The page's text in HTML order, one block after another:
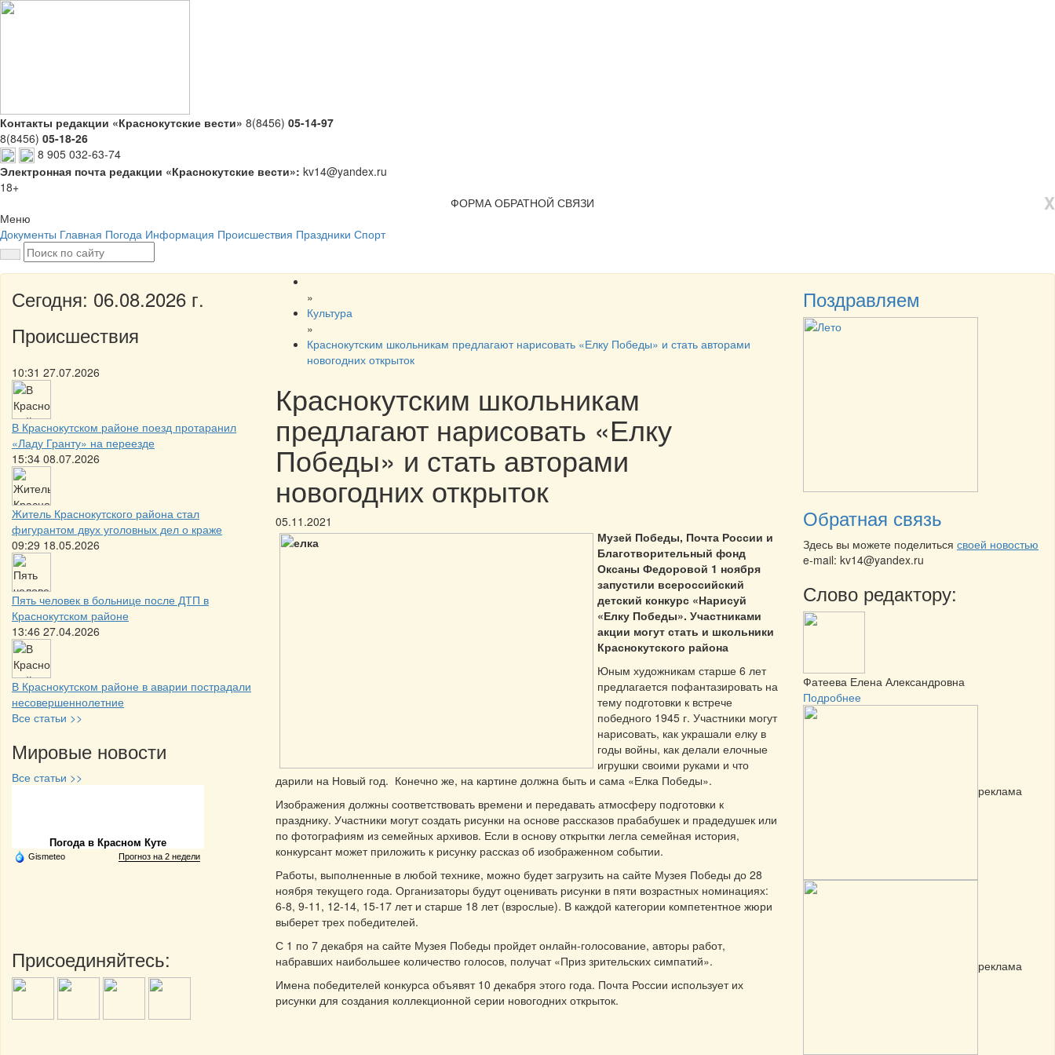
Контакты редакции «Краснокутские вести» 8(8456) 05-14-97
8(8456) 05-18-26
8 905 032-63-74
Электронная почта редакции «Краснокутские вести»: kv14@yandex.ru
18+
X
ФОРМА ОБРАТНОЙ СВЯЗИ
Меню
Документы Главная Погода Информация Происшествия Праздники Спорт
Сегодня: 06.08.2026 г.
Происшествия
10:31 27.07.2026
В Краснокутском районе поезд протаранил
«Ладу Гранту» на переезде
15:34 08.07.2026
Житель Краснокутского района стал
фигурантом двух уголовных дел о краже
09:29 18.05.2026
Пять человек в больнице после ДТП в
Краснокутском районе
13:46 27.04.2026
В Краснокутском районе в аварии пострадали
несовершеннолетние
Все статьи >>
Мировые новости
Все статьи >>
Погода в Красном Куте
Gismeteo Прогноз на 2 недели
Присоединяйтесь:
»
Культура
»
Краснокутским школьникам предлагают нарисовать «Елку Победы» и стать авторами
новогодних открыток
Краснокутским школьникам
предлагают нарисовать «Елку
Победы» и стать авторами
новогодних открыток
05.11.2021
Музей Победы, Почта России и
Благотворительный фонд
Оксаны Федоровой 1 ноября
запустили всероссийский
детский конкурс «Нарисуй
«Елку Победы». Участниками
акции могут стать и школьники
Краснокутского района
Юным художникам старше 6 лет
предлагается пофантазировать на
тему подготовки к встрече
победного 1945 г. Участники могут
нарисовать, как украшали елку в
годы войны, как делали елочные
игрушки своими руками и что
дарили на Новый год. Конечно же, на картине должна быть и сама «Елка Победы».
Изображения должны соответствовать времени и передавать атмосферу подготовки к
празднику. Участники могут создать рисунки на основе рассказов прабабушек и прадедушек или
по фотографиям из семейных архивов. Если в основу открытки легла семейная история,
конкурсант может приложить к рисунку рассказ об изображенном событии.
Работы, выполненные в любой технике, можно будет загрузить на сайте Музея Победы до 28
ноября текущего года. Организаторы будут оценивать рисунки в пяти возрастных номинациях:
6-8, 9-11, 12-14, 15-17 лет и старше 18 лет (взрослые). В каждой категории компетентное жюри
выберет трех победителей.
С 1 по 7 декабря на сайте Музея Победы пройдет онлайн-голосование, авторы работ,
набравших наибольшее количество голосов, получат «Приз зрительских симпатий».
Имена победителей конкурса объявят 10 декабря этого года. Почта России использует их
рисунки для создания коллекционной серии новогодних открыток.
Поздравляем
Обратная связь
Здесь вы можете поделиться своей новостью
e-mail: kv14@yandex.ru
Слово редактору:
Фатеева Елена Александровна
Подробнее
реклама
реклама